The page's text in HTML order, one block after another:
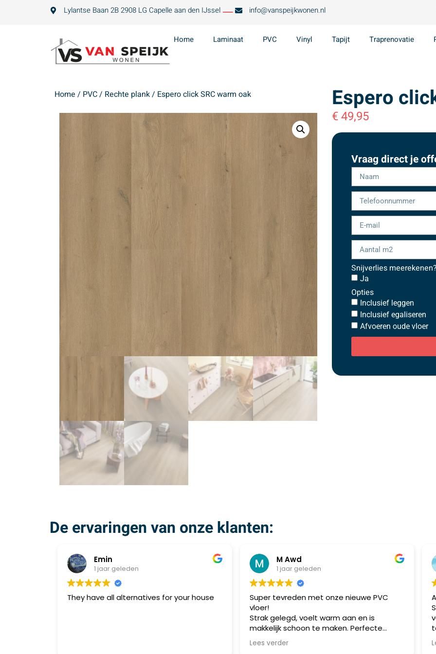
Lylantse Baan 2B 2908 LG Capelle aan den IJssel info@vanspeijkwonen.nl
Home Laminaat PVC Vinyl Tapijt Traprenovatie
Home / PVC/ Rechte plank/ Espero click SRC warm oak Espero
€49,95
Vraag direct je
Snijverlies meerekenen?
Ja
Opties
Inclusief leggen
Inclusief egaliseren
Afvoeren oude vloer
De ervaringen van onze klanten:
Emin
1 jaar geleden
They have all alternatives for your house
M Awd
1 jaar geleden
Super tevreden met onze nieuwe PVC
vloer!
Strak gelegd, voelt warm aan en is
makkelijk schoon te maken. Perfecte
combinatie van stijl en praktisch gebruik.
Aanrader!
Lees verder